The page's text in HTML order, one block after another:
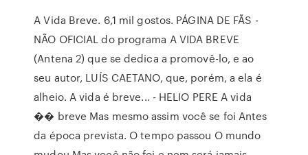
A Vida Breve. 6,1 mil gostos. PÁGINA DE FÃS -
NÃO OFICIAL do programa A VIDA BREVE
(Antena 2) que se dedica a promovê-lo, e ao
seu autor, LUÍS CAETANO, que, porém, a ela é
alheio. A vida é breve... - HELIO PERE A vida
�� breve Mas mesmo assim você se foi Antes
da época prevista. O tempo passou O mundo